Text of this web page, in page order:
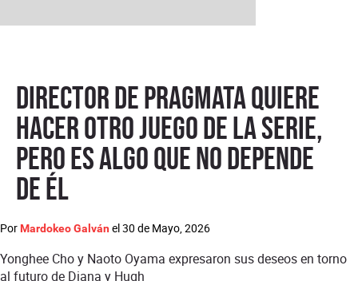
Director de PRAGMATA quiere
hacer otro juego de la serie,
pero es algo que no depende
de él
Por Mardokeo Galván el30 de Mayo, 2026
Yonghee Cho y Naoto Oyama expresaron sus deseos en torno
al futuro de Diana y Hugh